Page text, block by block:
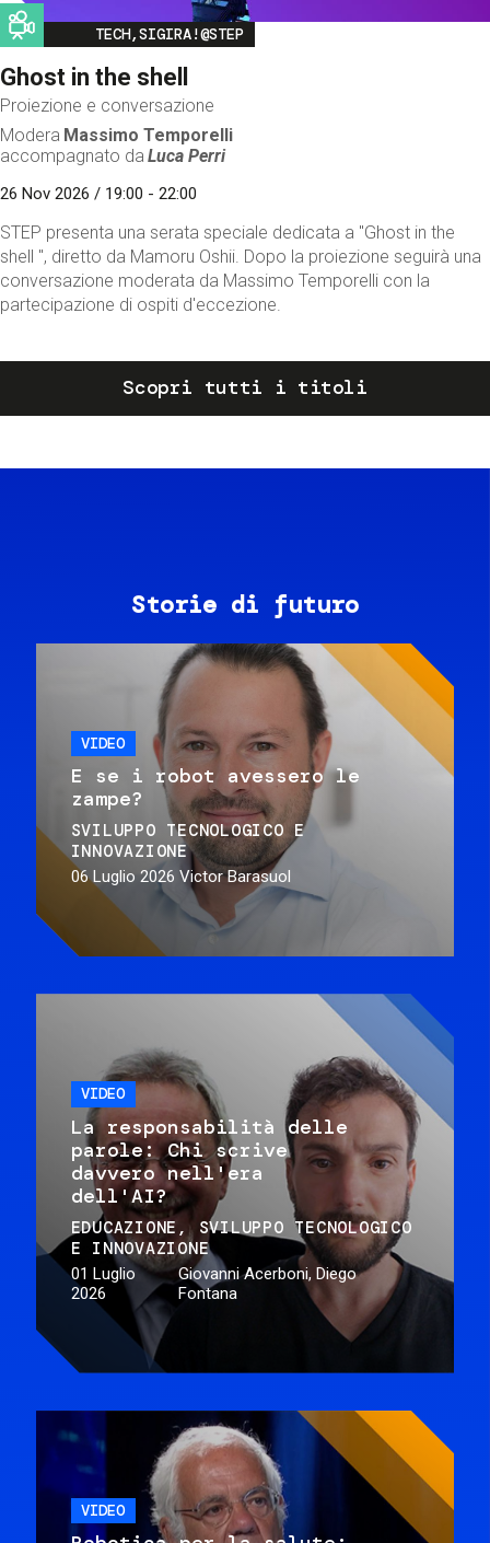
Image
TECH,SIGIRA!@STEP
Ghost in the shell
Proiezione e conversazione
Modera Massimo Temporelli
accompagnato da Luca Perri
26 Nov 2026 / 19:00 - 22:00
STEP presenta una serata speciale dedicata a "Ghost in the
shell ", diretto da Mamoru Oshii. Dopo la proiezione seguirà una
conversazione moderata da Massimo Temporelli con la
partecipazione di ospiti d'eccezione.
Scopri tutti i titoli
Storie di futuro
VIDEO
E se i robot avessero le
zampe?
SVILUPPO TECNOLOGICO E
INNOVAZIONE
06 Luglio 2026 Victor Barasuol
VIDEO
La responsabilità delle
parole: Chi scrive
davvero nell'era
dell'AI?
EDUCAZIONE
SVILUPPO TECNOLOGICO
E INNOVAZIONE
01 Luglio
2026
Giovanni Acerboni, Diego
Fontana
VIDEO